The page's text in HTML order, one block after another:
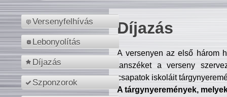
Versenyfelhívás
Lebonyolítás
Díjazás
Szponzorok
Díjazás
A versenyen az első három
tanszéket a verseny
csapatok iskoláit
A tárgynyeremények,